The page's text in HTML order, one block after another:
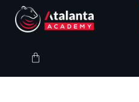
contenido
Carrito